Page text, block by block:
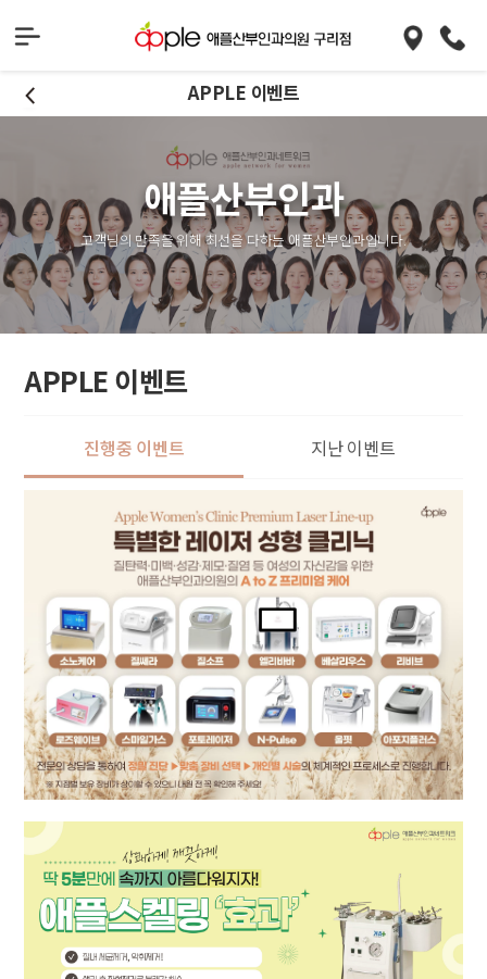
APPLE 이벤트
애플산부인과
고객님의 만족을 위해 최선을 다하는 애플산부인과입니다.
APPLE 이벤트
진행중 이벤트 지난 이벤트